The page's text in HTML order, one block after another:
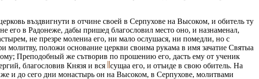
въздвигнути в отчине своей в Серпухове на Высоком, и обитель ту
его в Радонеже, дабы пришед благословил место оно, и назнаменал,
не презре молениа его, ни мало ослушася, ни помедли, но с
положи основание церкви своима рукама в имя зачатие Святыа
Преподобный же сътворив по прошению его, дасть ему от ученик
благословив Князя и вся сущаа его, и отъиде в свою обитель. На
и до сего дни монастырь он на Высоком, в Серпухове, молитвами